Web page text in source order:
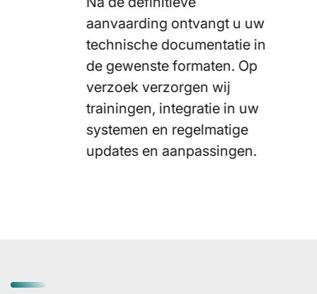
aanvaarding ontvangt u uw
technische documentatie in
de gewenste formaten. Op
verzoek verzorgen wij
trainingen, integratie in uw
systemen en regelmatige
updates en aanpassingen.